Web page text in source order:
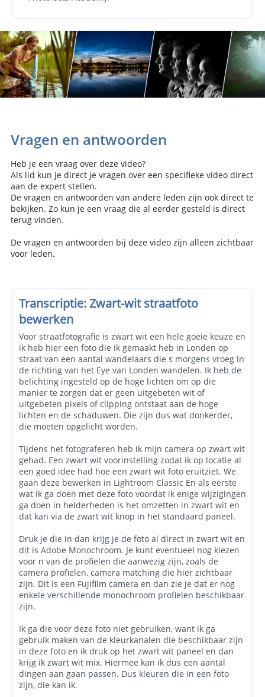
Vragen en antwoorden
Heb je een vraag over deze video?
Als lid kun je direct je vragen over een specifieke video direct
aan de expert stellen.
De vragen en antwoorden van andere leden zijn ook direct te
bekijken. Zo kun je een vraag die al eerder gesteld is direct
terug vinden.
De vragen en antwoorden bij deze video zijn alleen zichtbaar
voor leden.
Transcriptie: Zwart-wit straatfoto
bewerken
Voor straatfotografie is zwart wit een hele goeie keuze en
ik heb hier een foto die ik gemaakt heb in Londen op
straat van een aantal wandelaars die s morgens vroeg in
de richting van het Eye van Londen wandelen. Ik heb de
belichting ingesteld op de hoge lichten om op die
manier te zorgen dat er geen uitgebeten wit of
uitgebeten pixels of clipping ontstaat aan de hoge
lichten en de schaduwen. Die zijn dus wat donkerder,
die moeten opgelicht worden.
Tijdens het fotograferen heb ik mijn camera op zwart wit
gehad. Een zwart wit voorinstelling zodat ik op locatie al
een goed idee had hoe een zwart wit foto eruitziet. We
gaan deze bewerken in Lightroom Classic En als eerste
wat ik ga doen met deze foto voordat ik enige wijzigingen
ga doen in helderheden is het omzetten in zwart wit en
dat kan via de zwart wit knop in het standaard paneel.
Druk je die in dan krijg je de foto al direct in zwart wit en
dit is Adobe Monochroom. Je kunt eventueel nog kiezen
voor n van de profielen die aanwezig zijn, zoals de
camera profielen, camera matching die hier zichtbaar
zijn. Dit is een Fujifilm camera en dan zie je dat er nog
enkele verschillende monochroom profielen beschikbaar
zijn.
Ik ga die voor deze foto niet gebruiken, want ik ga
gebruik maken van de kleurkanalen die beschikbaar zijn
in deze foto en ik druk op het zwart wit paneel en dan
krijg ik zwart wit mix. Hiermee kan ik dus een aantal
dingen aan gaan passen. Dus kleuren die in een foto
zijn, die kan ik.